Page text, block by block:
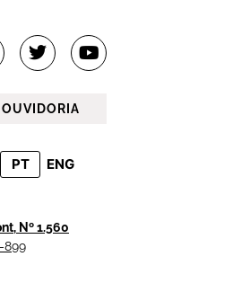
OUVIDORIA
PT ENG
Nº 1.560
899